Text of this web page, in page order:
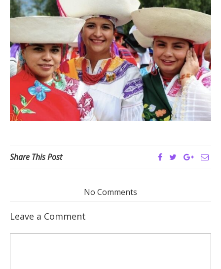
Share This Post
No Comments
Leave a Comment